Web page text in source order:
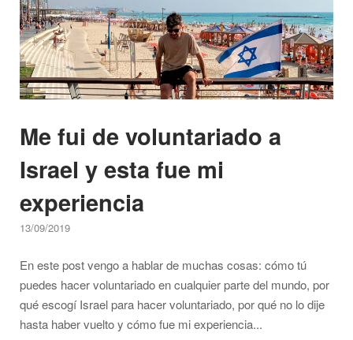
aeropuerto
de
Tel
Aviv?"
Me fui de voluntariado a
Israel y esta fue mi
experiencia
13/09/2019
En este post vengo a hablar de muchas cosas: cómo tú
puedes hacer voluntariado en cualquier parte del mundo, por
qué escogí Israel para hacer voluntariado, por qué no lo dije
hasta haber vuelto y cómo fue mi experiencia...